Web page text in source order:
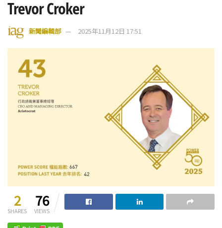
Trevor Croker
新聞編輯部 2025年11月12日 17:51
2
SHARES
76
VIEWS